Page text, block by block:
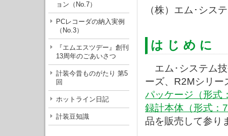
ョン（No.7）
PCレコーダの納入実例
（No.3）
『エムエスツデー』創刊
13周年のごあいさつ
計装今昔ものがたり 第5
回
ホットライン日記
計装豆知識
（株）エム･シス
は じ め に
エム･システム
ーズ、R2Mシリー
パッケージ（形式
録計本体（形式：
品を販売して参り